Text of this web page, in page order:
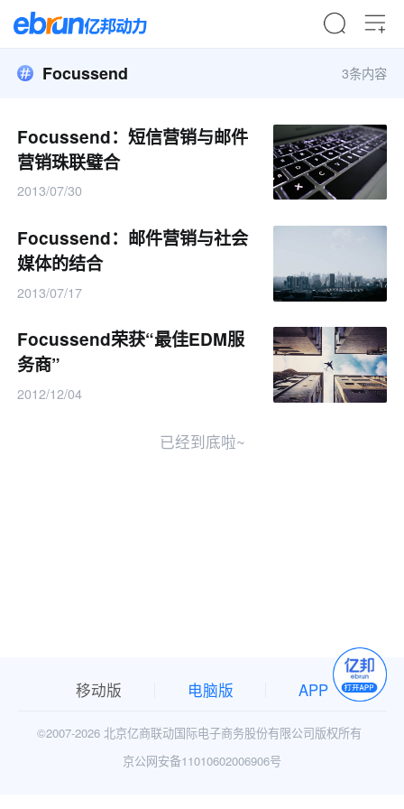
Focussend 3条内容
Focussend：短信营销与邮件
营销珠联璧合
2013/07/30
Focussend：邮件营销与社会
媒体的结合
2013/07/17
Focussend荣获“最佳EDM服
务商”
2012/12/04
已经到底啦~
移动版 电脑版 APP
©2007-2026 北京亿商联动国际电子商务股份有限公司版权所有
京公网安备11010602006906号